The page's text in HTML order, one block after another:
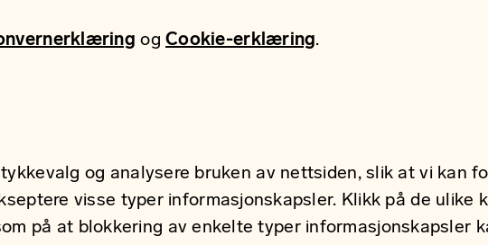
ogCookie-erklæring.
og analysere bruken av nettsiden, slik at vi kan
visse typer informasjonskapsler. Klikk på de ulike
på at blokkering av enkelte typer informasjonskapsler